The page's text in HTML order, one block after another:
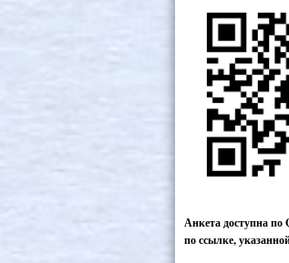
Анкета доступна по
по ссылке,